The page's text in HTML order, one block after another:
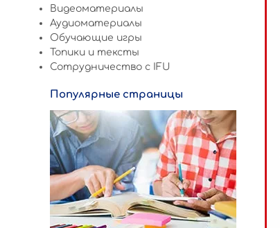
Видеоматериалы
Аудиоматериалы
Обучающие игры
Топики и тексты
Сотрудничество c IFU
Популярные страницы